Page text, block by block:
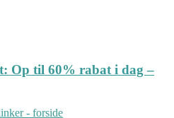
Op til 60% rabat i dag –